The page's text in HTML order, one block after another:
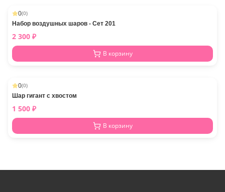
0(0)
Набор воздушных шаров - Сет 201
2 300 ₽
В корзину
0(0)
Шар гигант с хвостом
1 500 ₽
В корзину